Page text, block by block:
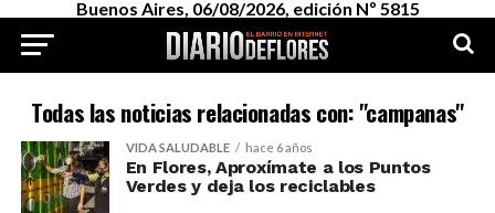
Buenos Aires, 06/08/2026, edición Nº 5815
Todas las noticias relacionadas con: "campanas"
VIDA SALUDABLE hace 6 años
En Flores, Aproxímate a los Puntos
Verdes y deja los reciclables